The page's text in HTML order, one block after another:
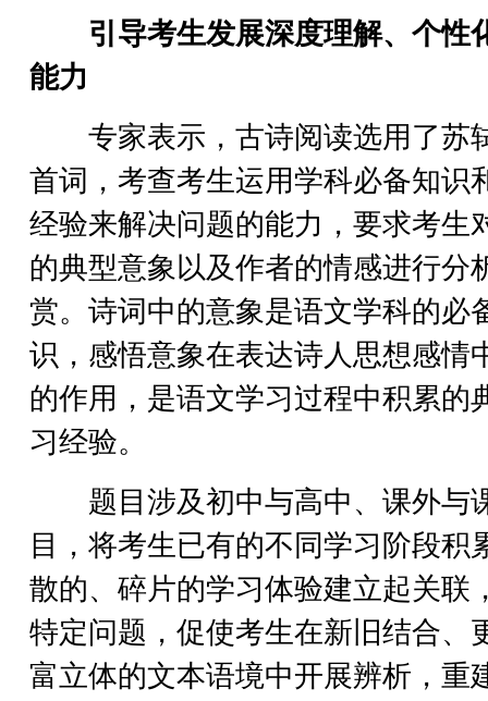
引导考生发展深度理解、个性
能力
专家表示，古诗阅读选用了苏
首词，考查考生运用学科必备知识
经验来解决问题的能力，要求考生
的典型意象以及作者的情感进行分
赏。诗词中的意象是语文学科的必
识，感悟意象在表达诗人思想感情
的作用，是语文学习过程中积累的
习经验。
题目涉及初中与高中、课外与
目，将考生已有的不同学习阶段积
散的、碎片的学习体验建立起关联
特定问题，促使考生在新旧结合、
富立体的文本语境中开展辨析，重